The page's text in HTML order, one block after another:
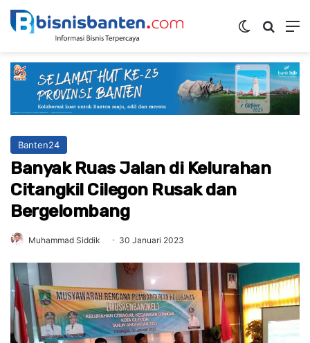
Switch skin
Banten24
Banyak Ruas Jalan di Kelurahan
Citangkil Cilegon Rusak dan
Bergelombang
Muhammad Siddik 30 Januari 2023